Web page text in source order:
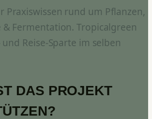
Praxiswissen rund um Pflanzen,
& Fermentation. Tropicalgreen
Reise-Sparte im selben
DAS PROJEKT